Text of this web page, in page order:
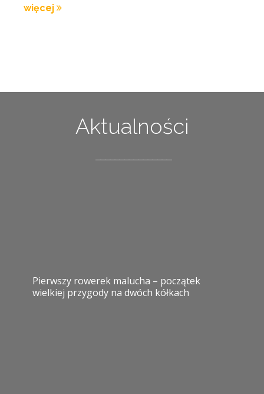
więcej
Aktualności
Pierwszy rowerek malucha – początek
wielkiej przygody na dwóch kółkach